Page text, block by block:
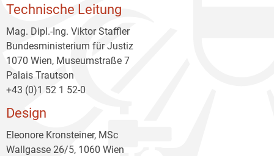
Technische Leitung
Mag. Dipl.-Ing. Viktor Staffler
Bundesministerium für Justiz
1070 Wien, Museumstraße 7
Palais Trautson
+43 (0)1 52 1 52-0
Design
Eleonore Kronsteiner, MSc
Wallgasse 26/5, 1060 Wien